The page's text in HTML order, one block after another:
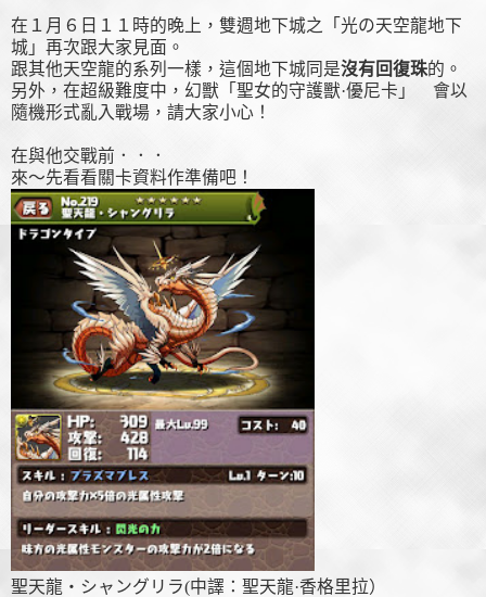
在１月６日１１時的晚上，雙週地下城之「光の天空龍地下
城」再次跟大家見面。
跟其他天空龍的系列一樣，這個地下城同是沒有回復珠的。
另外，在超級難度中，幻獸「聖女的守護獸·優尼卡」 會以
隨機形式亂入戰場，請大家小心！
在與他交戰前．．．
來～先看看關卡資料作準備吧！
聖天龍‧シャングリラ(中譯： 聖天龍·香格里拉）